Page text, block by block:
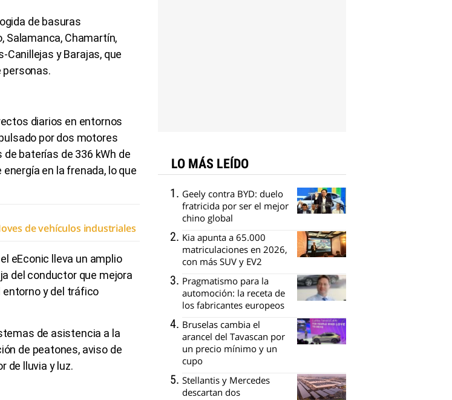
de basuras
Salamanca, Chamartín,
Canillejas y Barajas, que
personas.
diarios en entornos
por dos motores
baterías de 336 kWh de
en la frenada, lo que
de vehículos industriales
eEconic lleva un amplio
del conductor que mejora
entorno y del tráfico
de asistencia a la
de peatones, aviso de
de lluvia y luz.
LO MÁS LEÍDO
Geely contra BYD: duelo
fratricida por ser el mejor
chino global
Kia apunta a 65.000
matriculaciones en 2026,
con más SUV y EV2
Pragmatismo para la
automoción: la receta de
los fabricantes europeos
Bruselas cambia el
arancel del Tavascan por
un precio mínimo y un
cupo
Stellantis y Mercedes
descartan dos